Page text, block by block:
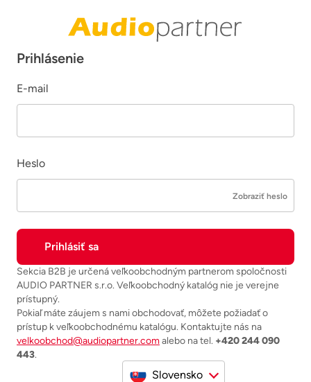
Prihlásenie
E-mail
Heslo
Zobraziť heslo
Sekcia B2B je určená veľkoobchodným partnerom spoločnosti
AUDIO PARTNER s.r.o. Veľkoobchodný katalóg nie je verejne
prístupný.
Pokiaľ máte záujem s nami obchodovať, môžete požiadať o
prístup k veľkoobchodnému katalógu. Kontaktujte nás na
velkoobchod@audiopartner.comalebo na tel. +420 244 090
443.
Slovensko